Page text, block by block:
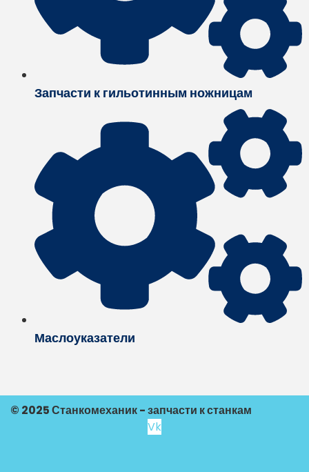
Запчасти к гильотинным ножницам
Маслоуказатели
© 2025 Станкомеханик - запчасти к станкам
Vk